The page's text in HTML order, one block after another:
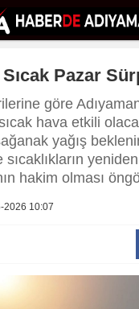
Pazar
göre
hava etkili
yağış
hakim olması
2026 10:07